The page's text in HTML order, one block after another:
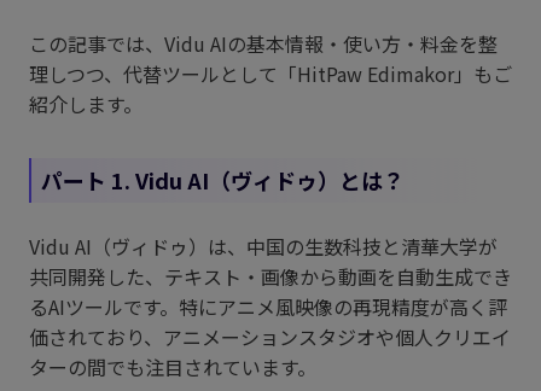
この記事では、Vidu AIの基本情報・使い方・料金を整
理しつつ、代替ツールとして「HitPaw Edimakor」もご
紹介します。
パート 1. Vidu AI（ヴィドゥ）とは？
Vidu AI（ヴィドゥ）は、中国の生数科技と清華大学が
共同開発した、テキスト・画像から動画を自動生成でき
るAIツールです。特にアニメ風映像の再現精度が高く評
価されており、アニメーションスタジオや個人クリエイ
ターの間でも注目されています。